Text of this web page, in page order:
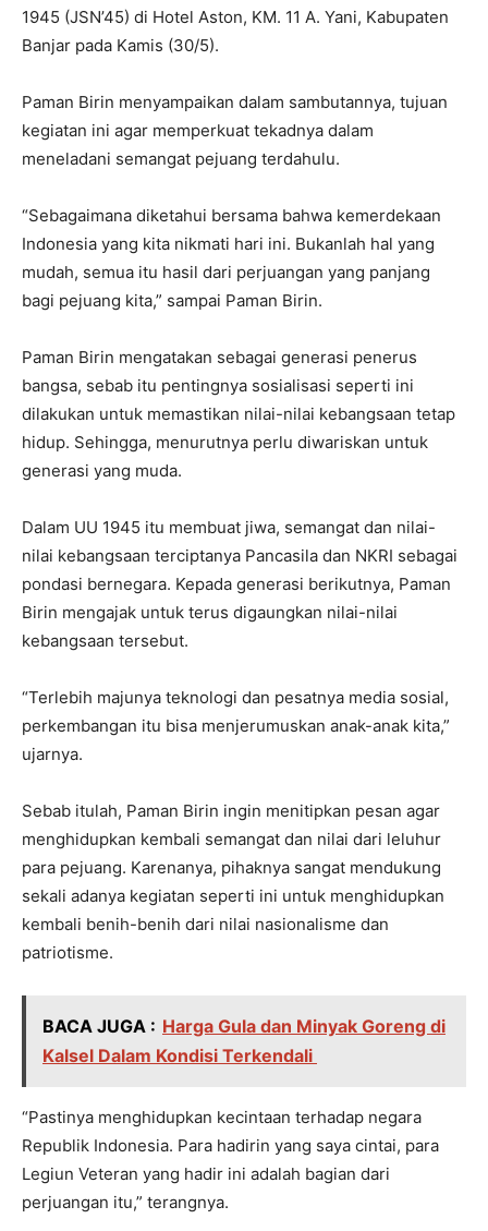
1945 (JSN’45) di Hotel Aston, KM. 11 A. Yani, Kabupaten
Banjar pada Kamis (30/5).
Paman Birin menyampaikan dalam sambutannya, tujuan
kegiatan ini agar memperkuat tekadnya dalam
meneladani semangat pejuang terdahulu.
“Sebagaimana diketahui bersama bahwa kemerdekaan
Indonesia yang kita nikmati hari ini. Bukanlah hal yang
mudah, semua itu hasil dari perjuangan yang panjang
bagi pejuang kita,” sampai Paman Birin.
Paman Birin mengatakan sebagai generasi penerus
bangsa, sebab itu pentingnya sosialisasi seperti ini
dilakukan untuk memastikan nilai-nilai kebangsaan tetap
hidup. Sehingga, menurutnya perlu diwariskan untuk
generasi yang muda.
Dalam UU 1945 itu membuat jiwa, semangat dan nilai-
nilai kebangsaan terciptanya Pancasila dan NKRI sebagai
pondasi bernegara. Kepada generasi berikutnya, Paman
Birin mengajak untuk terus digaungkan nilai-nilai
kebangsaan tersebut.
“Terlebih majunya teknologi dan pesatnya media sosial,
perkembangan itu bisa menjerumuskan anak-anak kita,”
ujarnya.
Sebab itulah, Paman Birin ingin menitipkan pesan agar
menghidupkan kembali semangat dan nilai dari leluhur
para pejuang. Karenanya, pihaknya sangat mendukung
sekali adanya kegiatan seperti ini untuk menghidupkan
kembali benih-benih dari nilai nasionalisme dan
patriotisme.
BACA JUGA : Harga Gula dan Minyak Goreng di
Kalsel Dalam Kondisi Terkendali
“Pastinya menghidupkan kecintaan terhadap negara
Republik Indonesia. Para hadirin yang saya cintai, para
Legiun Veteran yang hadir ini adalah bagian dari
perjuangan itu,” terangnya.